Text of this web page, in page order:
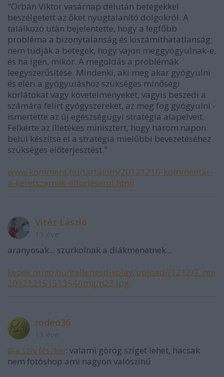
"Orbán Viktor vasárnap délután betegekkel
beszélgetett az őket nyugtalanító dolgokról. A
találkozó után bejelentette, hogy a legfőbb
probléma a bizonytalanság és kiszámíthatatlanság:
nem tudják a betegek, hogy vajon meggyógyulnak-e,
és ha igen, mikor. A megoldás a problémák
leegyszerűsítése. Mindenki, aki meg akar gyógyulni
és eléri a gyógyuláshoz szükséges minőségi
korlátokat vagy követelményeket, vagyis beszedi a
számára felírt gyógyszereket, az meg fog gyógyulni -
ismertette az új egészségügyi stratégia alapelveit.
Felkérte az illetékes minisztert, hogy három napon
belül készítse el a stratégia mielőbbi bevezetéséhez
szükséges előterjesztést."
www.komment.hu/tartalom/20121216-kommentar-
a-keretszamok-eltorleserol.html
Vitéz László
aranyosak... szurkolnak a diákmenetnek...
kepek.origo.hu/galleriesdisplay/upload//1212/T_nte
20121215151354/img/n23.jpg
rodeo36
@a szív fészkei: valami görög sziget lehet, hacsak
nem fotóshop ami nagyon valószínű